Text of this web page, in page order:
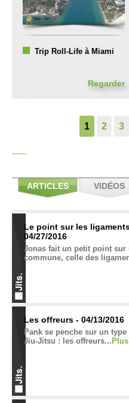
Trip Roll-Life à Miami
Regarder
1 2 3
ARTICLES VIDÉOS
Le point sur les
04/27/2016
Jonas fait un petit point sur
commune, celle des
Les offreurs - 04/13/2016
Pank se penche sur un
Jiu-Jitsu : les offreurs... Plus